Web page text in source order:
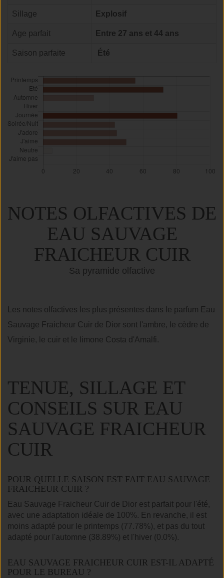
Sillage Explosif
Age parfait Entre 27 ans et 44 ans
Saison parfaite Été
NOTES OLFACTIVES DE
EAU SAUVAGE
FRAICHEUR CUIR
Sa pyramide olfactive
Les notes olfactives les plus présentes dans le parfum Eau
Sauvage Fraicheur Cuir de Dior sont l'ambre, le cèdre de
Virginie, le cuir et le limone Costa d'Amalfi.
TENUE, SILLAGE ET
CONSEILS SUR EAU
SAUVAGE FRAICHEUR
CUIR
POUR QUELLE SAISON EST FAIT EAU SAUVAGE
FRAICHEUR CUIR ?
Eau Sauvage Fraicheur Cuir de Dior est parfait pour l'été,
avec une adaptation idéale de 100%. En revanche, il est
moins adapté pour le printemps (77.78%), et pas du tout
adapté pour l'automne (38.89%) et l'hiver (0.0%).
EAU SAUVAGE FRAICHEUR CUIR EST-IL ADAPTÉ
POUR LE BUREAU ?